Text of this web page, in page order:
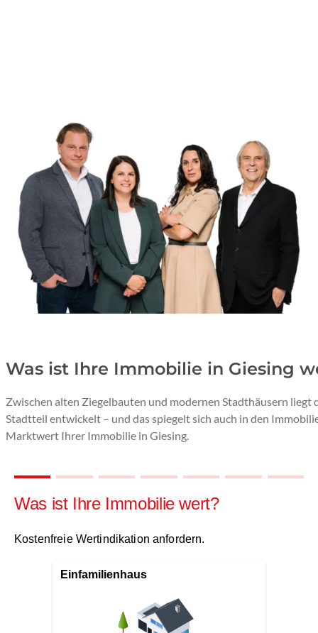
Was ist Ihre Immobilie in Giesing
Zwischen alten Ziegelbauten und modernen Stadthäusern
Stadtteil entwickelt – und das spiegelt sich auch in den
Marktwert Ihrer Immobilie in Giesing.